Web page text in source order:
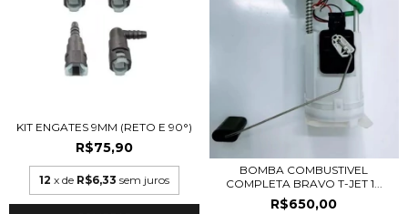
KIT ENGATES 9MM (RETO E 90°)
R$75,90
12 x de R$6,33 sem juros
BOMBA COMBUSTIVEL
COMPLETA BRAVO T-JET 1...
R$650,00